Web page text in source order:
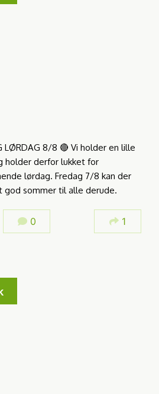
LØRDAG 8/8 🔴 Vi holder en lille
holder derfor lukket for
lørdag. Fredag 7/8 kan der
god sommer til alle derude.
0 1